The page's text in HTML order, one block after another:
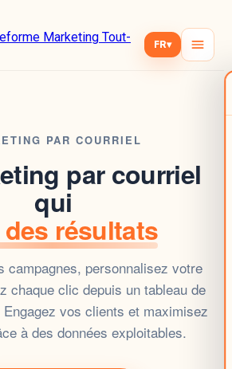
FR▾
PAR COURRIEL
par courriel
qui
résultats
campagnes, personnalisez votre
chaque clic depuis un tableau de
vos clients et maximisez
à des données exploitables.